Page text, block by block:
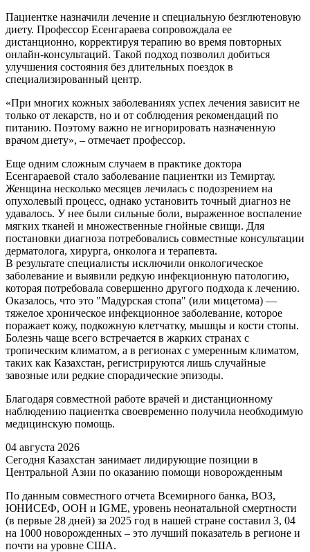
Пациентке назначили лечение и специальную безглютеновую
диету. Профессор Есенгараева сопровождала ее
дистанционно, корректируя терапию во время повторных
онлайн-консультаций. Такой подход позволил добиться
улучшения состояния без длительных поездок в
специализированный центр.
«При многих кожных заболеваниях успех лечения зависит не
только от лекарств, но и от соблюдения рекомендаций по
питанию. Поэтому важно не игнорировать назначенную
врачом диету», – отмечает профессор.
Еще одним сложным случаем в практике доктора
Есенгараевой стало заболевание пациентки из Темиртау.
Женщина несколько месяцев лечилась с подозрением на
опухолевый процесс, однако установить точный диагноз не
удавалось. У нее были сильные боли, выраженное воспаление
мягких тканей и множественные гнойные свищи. Для
постановки диагноза потребовались совместные консультации
дерматолога, хирурга, онколога и терапевта.
В результате специалисты исключили онкологическое
заболевание и выявили редкую инфекционную патологию,
которая потребовала совершенно другого подхода к лечению.
Оказалось, что это "Мадурская стопа" (или мицетома) —
тяжелое хроническое инфекционное заболевание, которое
поражает кожу, подкожную клетчатку, мышцы и кости стопы.
Болезнь чаще всего встречается в жарких странах с
тропическим климатом, а в регионах с умеренным климатом,
таких как Казахстан, регистрируются лишь случайные
завозные или редкие спорадические эпизоды.
Благодаря совместной работе врачей и дистанционному
наблюдению пациентка своевременно получила необходимую
медицинскую помощь.
04 августа 2026
Сегодня Казахстан занимает лидирующие позиции в
Центральной Азии по оказанию помощи новорожденным
По данным совместного отчета Всемирного банка, ВОЗ,
ЮНИСЕФ, ООН и IGME, уровень неонатальной смертности
(в первые 28 дней) за 2025 год в нашей стране составил 3, 04
на 1000 новорожденных – это лучший показатель в регионе и
почти на уровне США.